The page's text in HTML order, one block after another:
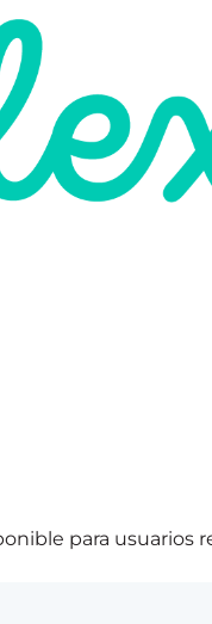
para usuarios